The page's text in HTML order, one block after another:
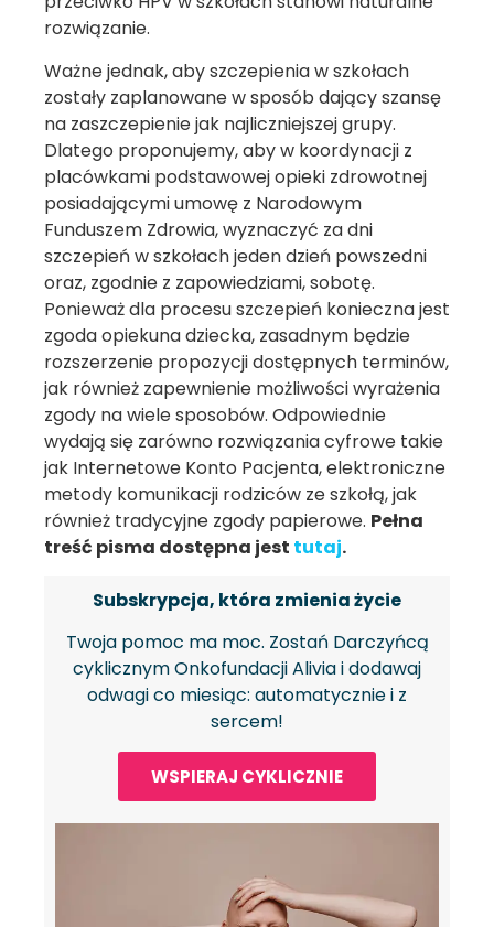
rozwiązanie.
Ważne jednak, aby szczepienia w szkołach
zostały zaplanowane w sposób dający szansę
na zaszczepienie jak najliczniejszej grupy.
Dlatego proponujemy, aby w koordynacji z
placówkami podstawowej opieki zdrowotnej
posiadającymi umowę z Narodowym
Funduszem Zdrowia, wyznaczyć za dni
szczepień w szkołach jeden dzień powszedni
oraz, zgodnie z zapowiedziami, sobotę.
Ponieważ dla procesu szczepień konieczna jest
zgoda opiekuna dziecka, zasadnym będzie
rozszerzenie propozycji dostępnych terminów,
jak również zapewnienie możliwości wyrażenia
zgody na wiele sposobów. Odpowiednie
wydają się zarówno rozwiązania cyfrowe takie
jak Internetowe Konto Pacjenta, elektroniczne
metody komunikacji rodziców ze szkołą, jak
również tradycyjne zgody papierowe. Pełna
treść pisma dostępna jest tutaj.
Subskrypcja, która zmienia życie
Twoja pomoc ma moc. Zostań Darczyńcą
cyklicznym Onkofundacji Alivia i dodawaj
odwagi co miesiąc: automatycznie i z
sercem!
WSPIERAJ CYKLICZNIE